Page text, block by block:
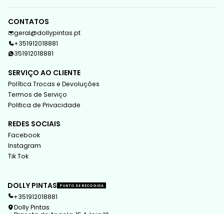
CONTATOS
geral@dollypintas.pt
+351912018881
351912018881
SERVIÇO AO CLIENTE
Política Trocas e Devoluções
Termos de Serviço
Politica de Privacidade
REDES SOCIAIS
Facebook
Instagram
Tik Tok
DOLLY PINTAS PUNTO DE RECOGIDA
+351912018881
Dolly Pintas